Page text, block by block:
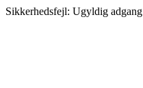
Sikkerhedsfejl: Ugyldig adgang